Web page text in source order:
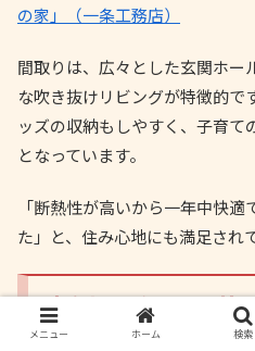
の家」（一条工務店）
間取りは、広々とした玄関ホー
な吹き抜けリビングが特徴的で
ッズの収納もしやすく、子育
となっています。
「断熱性が高いから一年中快
た」と、住み心地にも満足され
事例2：勾配天井
メニュー ホーム 検索